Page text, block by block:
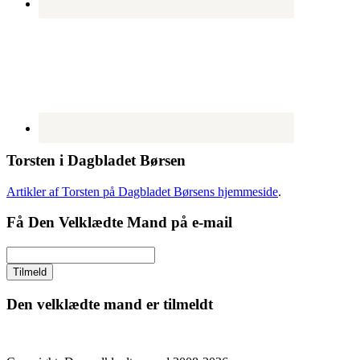
Torsten i Dagbladet Børsen
Artikler af Torsten på Dagbladet Børsens hjemmeside.
Få Den Velklædte Mand på e-mail
Den velklædte mand er tilmeldt